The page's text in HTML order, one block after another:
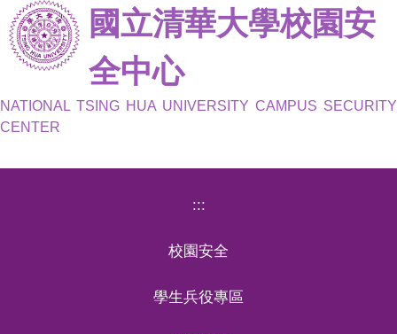
跳
到
主
內
容
國立清華大學校園安
全中心
NATIONAL TSING HUA UNIVERSITY CAMPUS SECURITY
CENTER
:::
校園安全
學生兵役專區